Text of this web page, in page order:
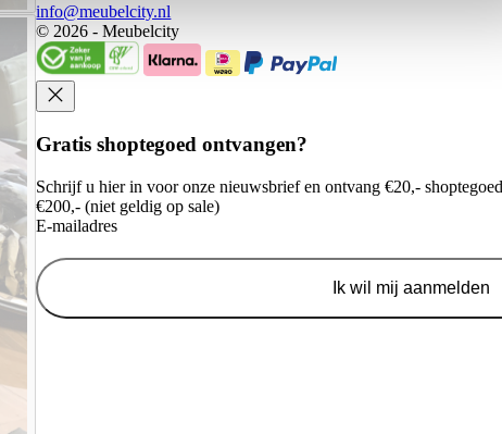
info@meubelcity.nl
© 2026 - Meubelcity
Gratis shoptegoed ontvangen?
Schrijf u hier in voor onze nieuwsbrief en ontvang €20,-
€200,- (niet geldig op sale)
E-mailadres
Ik wil mij aanmelden